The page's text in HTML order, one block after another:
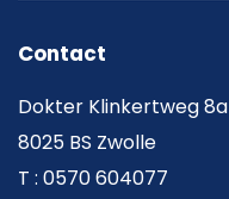
Contact
Dokter Klinkertweg 8a
8025 BS Zwolle
T : 0570 604077